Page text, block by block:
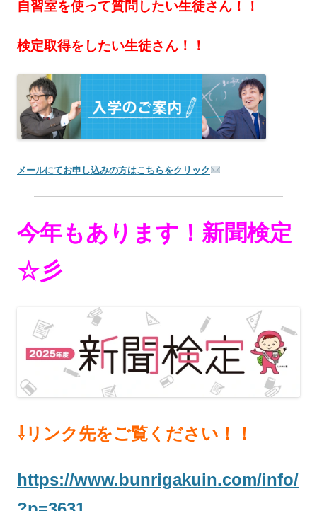
自習室を使って質問したい生徒さん！！
検定取得をしたい生徒さん！！
メールにてお申し込みの方はこちらをクリック
今年もあります！新聞検定
☆彡
⇩リンク先をご覧ください！！
https://www.bunrigakuin.com/info/